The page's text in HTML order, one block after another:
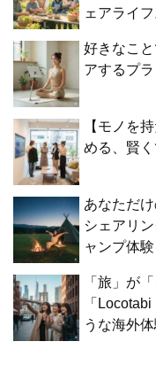
ェアライフ
好きなこ
アするプ
【モノを
める、賢
あなただ
シェアリ
ャンプ体
「旅」が
「
うな海外